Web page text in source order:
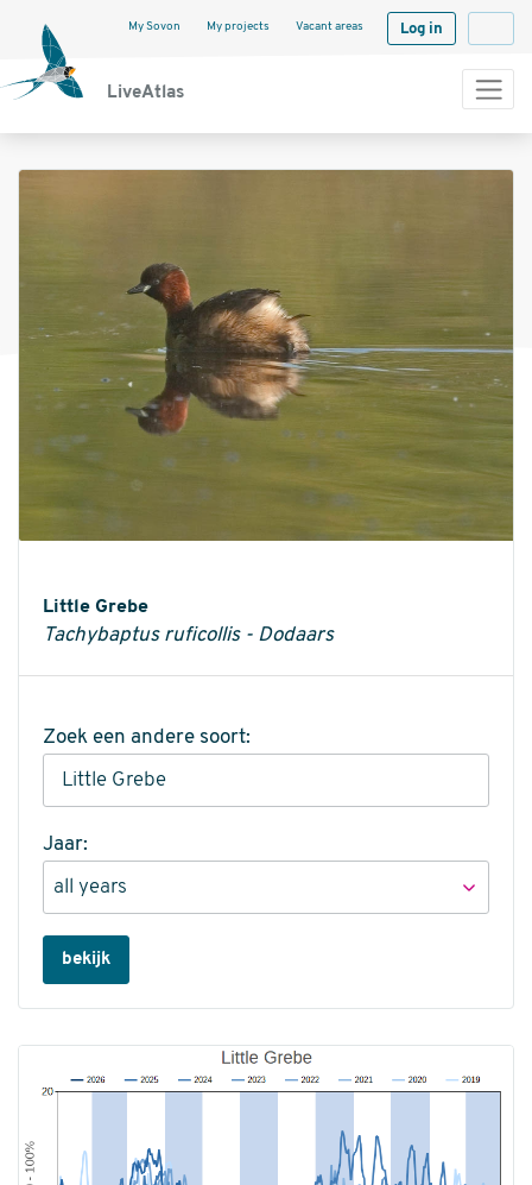
LiveAtlas
My Sovon My projects Vacant areas
Log in
Little Grebe
Tachybaptus ruficollis - Dodaars
Zoek een andere soort:
Jaar:
bekijk